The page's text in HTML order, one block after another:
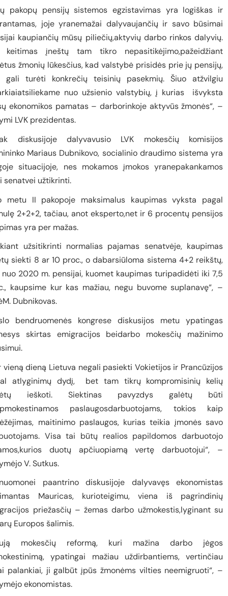
pakopų pensijų sistemos egzistavimas yra logiškas ir
joje yranemažai dalyvaujančių ir savo būsimai
kaupiančių mūsų piliečių,aktyvių darbo rinkos dalyvių.
keitimas įneštų tam tikro nepasitikėjimo,pažeidžiant
žmonių lūkesčius, kad valstybė prisidės prie jų pensijų,
gali turėti konkrečių teisinių pasekmių. Šiuo atžvilgiu
nuo užsienio valstybių, į kurias
išvyksta
ekonomikos pamatas – darborinkoje aktyvūs žmonės“, –
LVK prezidentas.
diskusijoje dalyvavusio LVK mokesčių komisijos
Mariaus Dubnikovo, socialinio draudimo sistema yra
situacijoje, nes mokamos įmokos yranepakankamos
senatvei užtikrinti.
metu II pakopoje maksimalus kaupimas vyksta pagal
2+2+2, tačiau, anot eksperto,net ir 6 procentų pensijos
yra per mažas.
užsitikrinti normalias pajamas senatvėje, kaupimas
siekti 8 ar 10 proc., o dabarsiūloma sistema 4+2 reikštų,
nuo 2020 m. pensijai, kuomet kaupimas turipadidėti iki 7,5
kaupsime kur kas mažiau, negu buvome suplanavę“, –
Dubnikovas.
bendruomenės kongrese diskusijos metu ypatingas
skirtas emigracijos beidarbo mokesčių mažinimo
vieną dieną Lietuva negali pasiekti Vokietijos ir Prancūzijos
atlyginimų dydį,
bet tam tikrų kompromisinių kelių
ieškoti. Siektinas pavyzdys galėtų būti
paslaugosdarbuotojams, tokios kaip
maitinimo paslaugos, kurias teikia įmonės savo
Visa tai būtų realios papildomos darbuotojo
duotų apčiuopiamą vertę darbuotojui“, –
V. Sutkus.
paantrino diskusijoje dalyvavęs ekonomistas
Mauricas, kurioteigimu, viena iš pagrindinių
priežasčių – žemas darbo užmokestis,lyginant su
Europos šalimis.
mokesčių reformą, kuri mažina darbo jėgos
ypatingai mažiau uždirbantiems, vertinčiau
palankiai, ji galbūt įpūs žmonėms vilties neemigruoti“, –
ekonomistas.